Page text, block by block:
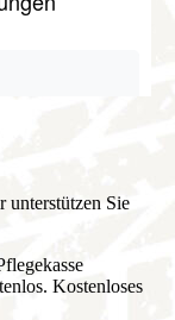
unterstützen Sie
Kostenloses